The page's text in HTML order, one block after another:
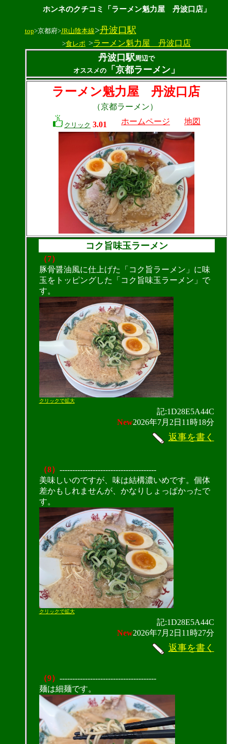
ホンネのクチコミ「ラーメン魁力屋 丹波口店」
top>京都府>JR山陰本線>丹波口駅
>食レポ >ラーメン魁力屋 丹波口店
丹波口駅周辺で
オススメの
「京都ラーメン」
ラーメン魁力屋 丹波口店
（京都ラーメン）
クリック 3.01 ホームページ 地図
コク旨味玉ラーメン
（7）
豚骨醤油風に仕上げた「コク旨ラーメン」に味
玉をトッピングした「コク旨味玉ラーメン」で
す。
クリックで拡大
記:1D28E5A44C
New2026年7月2日11時18分
返事を書く
（8） --------------------------------------
美味しいのですが、味は結構濃いめです。個体
差かもしれませんが、かなりしょっぱかったで
す。
クリックで拡大
記:1D28E5A44C
New2026年7月2日11時27分
返事を書く
（9） --------------------------------------
麺は細麺です。